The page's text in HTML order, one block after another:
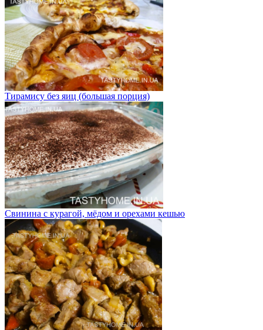
Тирамису без яиц (большая порция)
Свинина с курагой, мёдом и орехами кешью